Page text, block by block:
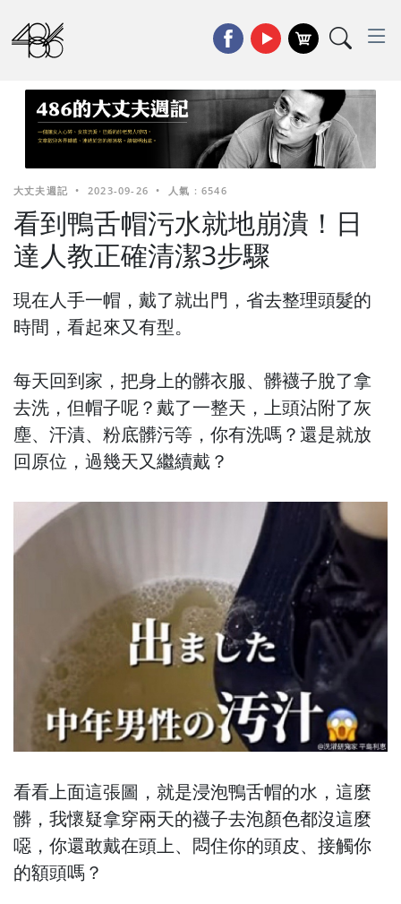
大丈夫週記 • 2023-09-26 • 人氣 : 6546
看到鴨舌帽污水就地崩潰！日
達人教正確清潔3步驟
現在人手一帽，戴了就出門，省去整理頭髮的
時間，看起來又有型。
每天回到家，把身上的髒衣服、髒襪子脫了拿
去洗，但帽子呢？戴了一整天，上頭沾附了灰
塵、汗漬、粉底髒污等，你有洗嗎？還是就放
回原位，過幾天又繼續戴？
看看上面這張圖，就是浸泡鴨舌帽的水，這麼
髒，我懷疑拿穿兩天的襪子去泡顏色都沒這麼
噁，你還敢戴在頭上、悶住你的頭皮、接觸你
的額頭嗎？